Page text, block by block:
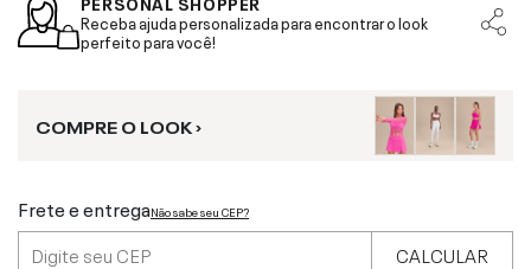
Receba ajuda personalizada para encontrar o look
perfeito para você!
COMPRE O LOOK ›
Frete e entregaNão sabe seu CEP?
CALCULAR